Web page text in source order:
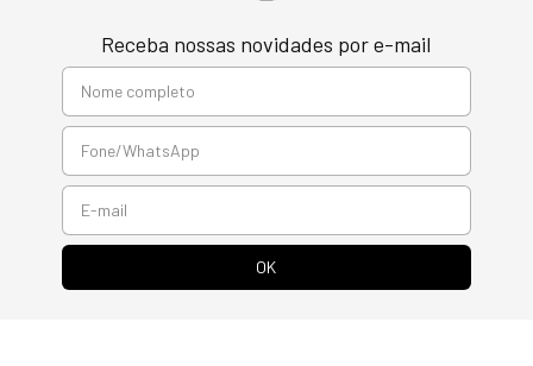
Receba nossas novidades por e-mail